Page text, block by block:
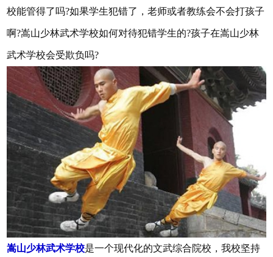
校能管得了吗?如果学生犯错了，老师或者教练会不会打孩子
啊?嵩山少林武术学校如何对待犯错学生的?孩子在嵩山少林
武术学校会受欺负吗?
嵩山少林武术学校是一个现代化的文武综合院校，我校坚持